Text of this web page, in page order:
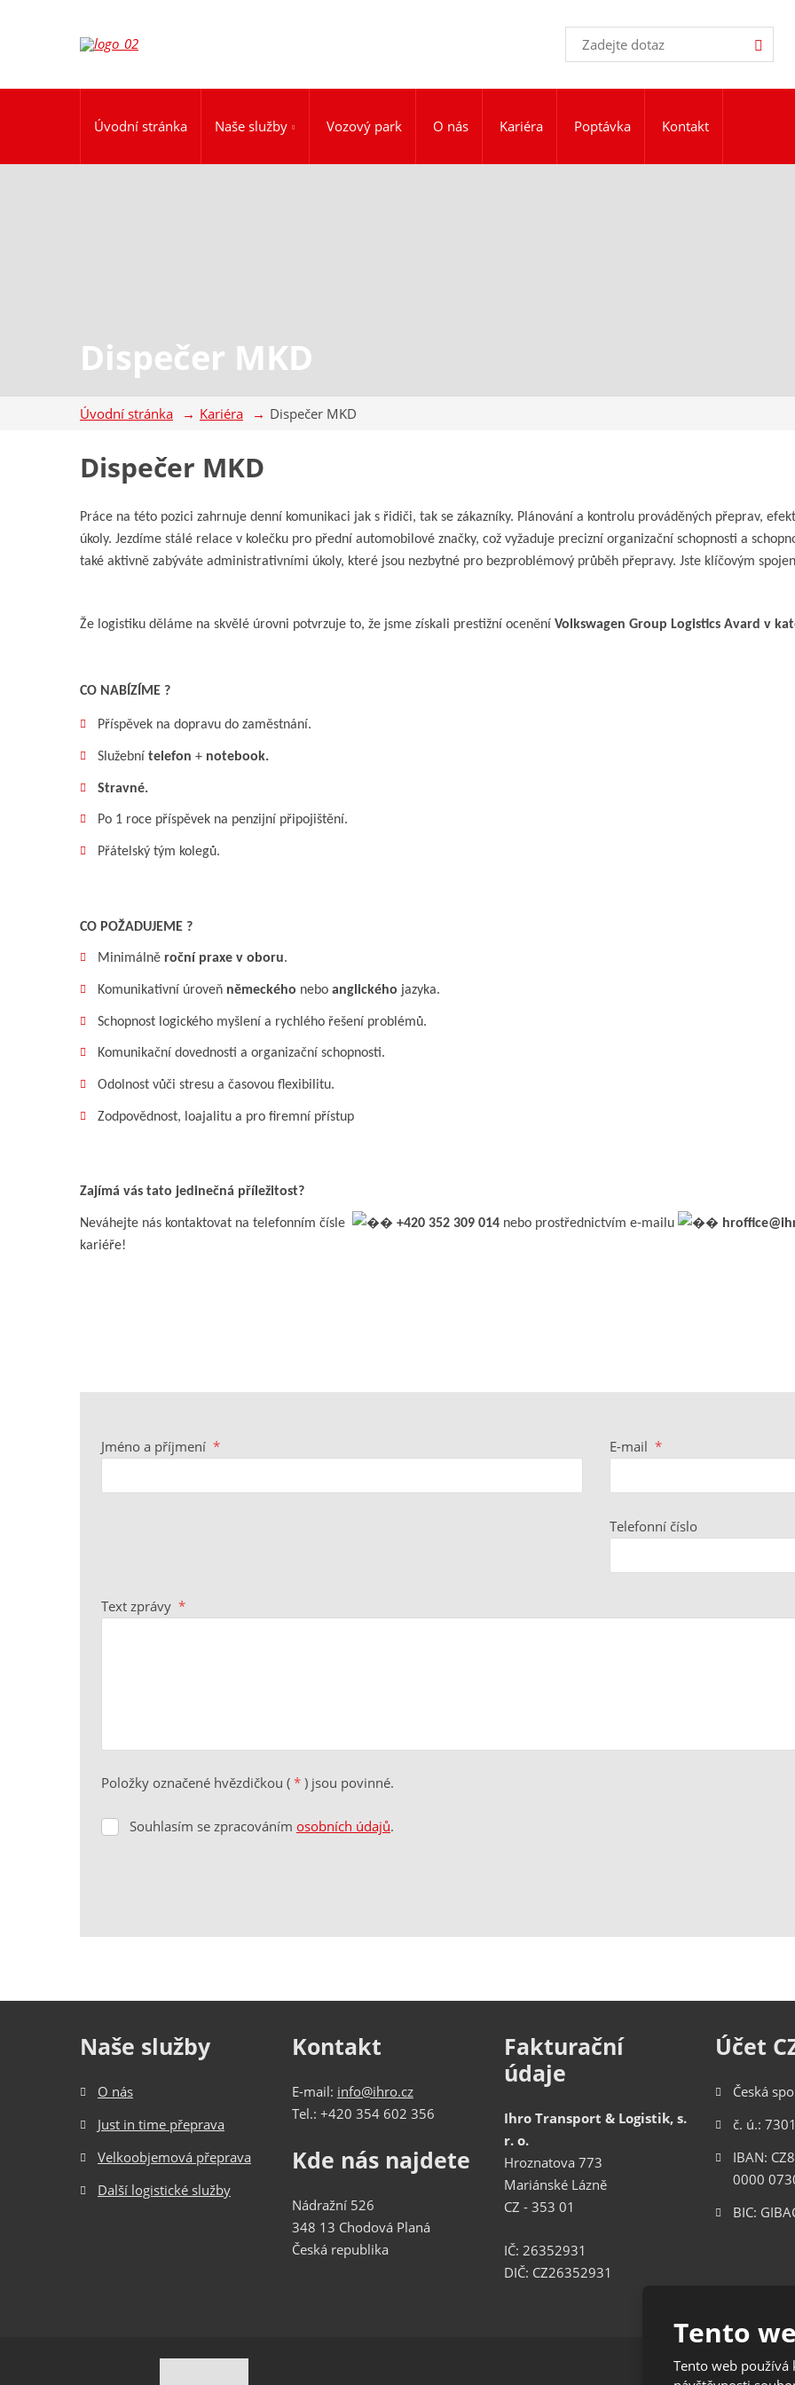
Vyhledávání Hledat
Úvodní stránka Naše služby Vozový park O nás Kariéra Poptávka Kontakt
Dispečer MKD
Úvodní stránka Kariéra Dispečer MKD
Dispečer MKD
Práce na této pozici zahrnuje denní komunikaci jak s řidiči, tak se zákazníky. Plánování a kontrolu prováděných přeprav,
úkoly. Jezdíme stálé relace v kolečku pro přední automobilové značky, což vyžaduje precizní organizační schopnosti a
také aktivně zabýváte administrativními úkoly, které jsou nezbytné pro bezproblémový průběh přepravy. Jste klíčovým
Že logistiku děláme na skvělé úrovni potvrzuje to, že jsme získali prestižní ocenění Volkswagen Group Logistics Avard v
CO NABÍZÍME ?
Příspěvek na dopravu do zaměstnání.
Služební telefon + notebook.
Stravné.
Po 1 roce příspěvek na penzijní připojištění.
Přátelský tým kolegů.
CO POŽADUJEME ?
Minimálně roční praxe v oboru.
Komunikativní úroveň německého nebo anglického jazyka.
Schopnost logického myšlení a rychlého řešení problémů.
Komunikační dovednosti a organizační schopnosti.
Odolnost vůči stresu a časovou flexibilitu.
Zodpovědnost, loajalitu a pro firemní přístup
Zajímá vás tato jedinečná příležitost?
Neváhejte nás kontaktovat na telefonním čísle +420 352 309 014 nebo prostřednictvím e-mailu
kariéře!
Jméno a příjmení * E-mail *
Telefonní číslo
Text zprávy *
Položky označené hvězdičkou ( * ) jsou povinné.
Souhlasím
Souhlasím se zpracováním osobních údajů.
se
Naše služby
O nás
Just in time přeprava
Velkoobjemová přeprava
Další logistické služby
Kontakt
E-mail: info@ihro.cz
Tel.: +420 354 602 356
Kde nás najdete
Nádražní 526
348 13 Chodová Planá
Česká republika
Fakturační
údaje
Ihro Transport & Logistik, s.
r. o.
Hroznatova 773
Mariánské Lázně
CZ - 353 01
IČ: 26352931
DIČ: CZ26352931
Účet
Česká
č. ú.:
IBAN:
0000
BIC:
Tento
Tento web používá